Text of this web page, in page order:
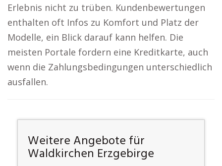
Erlebnis nicht zu trüben. Kundenbewertungen
enthalten oft Infos zu Komfort und Platz der
Modelle, ein Blick darauf kann helfen. Die
meisten Portale fordern eine Kreditkarte, auch
wenn die Zahlungsbedingungen unterschiedlich
ausfallen.
Weitere Angebote für
Waldkirchen Erzgebirge